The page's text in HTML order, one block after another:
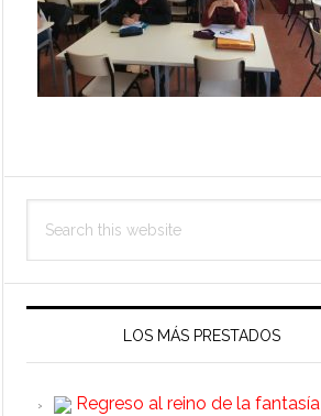
this
LOS MÁS PRESTADOS
Regreso al reino de la fantasía